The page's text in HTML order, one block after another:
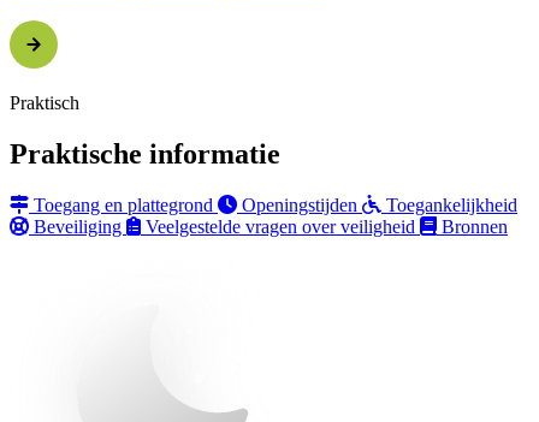
Praktisch
Praktische informatie
Toegang en plattegrond Openingstijden
Toegankelijkheid
Beveiliging
Veelgestelde vragen over veiligheid Bronnen